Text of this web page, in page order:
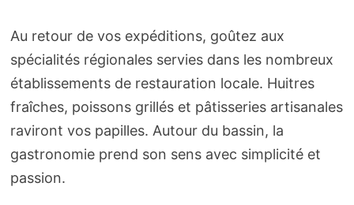
Au retour de vos expéditions, goûtez aux
spécialités régionales servies dans les nombreux
établissements de restauration locale. Huitres
fraîches, poissons grillés et pâtisseries artisanales
raviront vos papilles. Autour du bassin, la
gastronomie prend son sens avec simplicité et
passion.